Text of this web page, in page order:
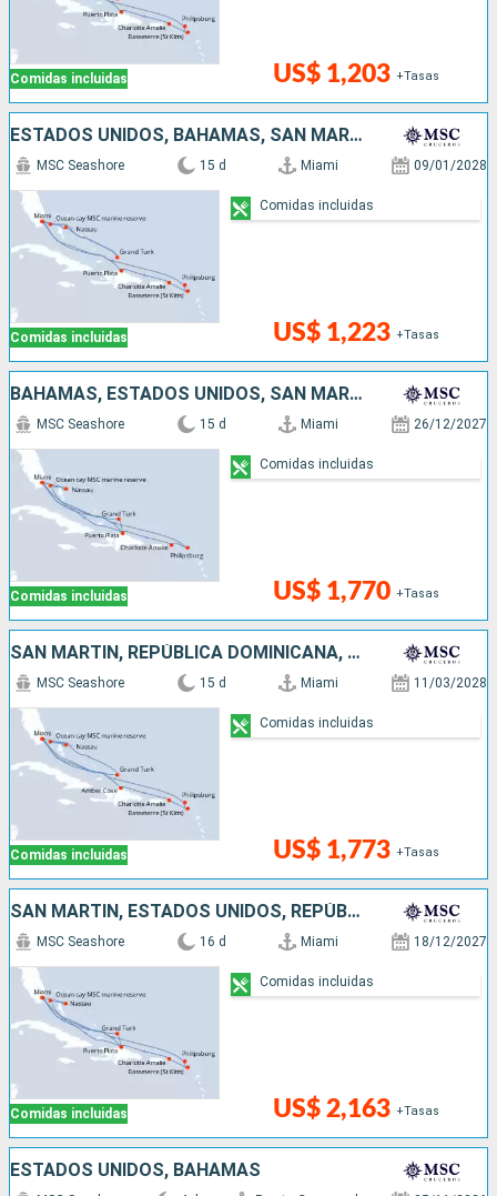
Comidas incluidas US$ 1,203 +Tasas
ESTADOS UNIDOS, BAHAMAS, SAN MARTÍN, REPÚBLICA DOMINICANA
Comidas incluidas
MSC Seashore 15 d Miami 09/01/2028
US$ 1,223 +Tasas
Comidas incluidas
BAHAMAS, ESTADOS UNIDOS, SAN MARTÍN, REPÚBLICA DOMINICANA
Comidas incluidas
MSC Seashore 15 d Miami 26/12/2027
US$ 1,770 +Tasas
Comidas incluidas
SAN MARTÍN, REPÚBLICA DOMINICANA, ESTADOS UNIDOS, BAHAMAS
Comidas incluidas
MSC Seashore 15 d Miami 11/03/2028
US$ 1,773 +Tasas
Comidas incluidas
SAN MARTÍN, ESTADOS UNIDOS, REPÚBLICA DOMINICANA, BAHAMAS
Comidas incluidas
MSC Seashore 16 d Miami 18/12/2027
US$ 2,163 +Tasas
Comidas incluidas
ESTADOS UNIDOS, BAHAMAS